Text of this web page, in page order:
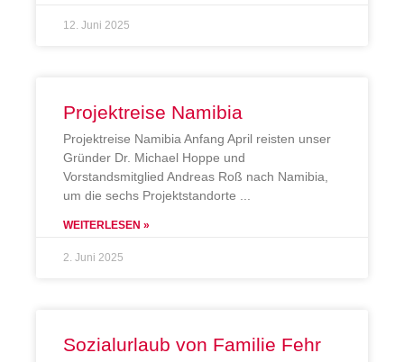
12. Juni 2025
Projektreise Namibia
Projektreise Namibia Anfang April reisten unser
Gründer Dr. Michael Hoppe und
Vorstandsmitglied Andreas Roß nach Namibia,
um die sechs Projektstandorte
WEITERLESEN »
2. Juni 2025
Sozialurlaub von Familie Fehr